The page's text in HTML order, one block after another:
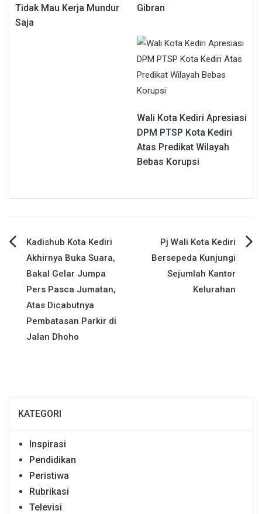
Tidak Mau Kerja Mundur
Saja
Gibran
Wali Kota Kediri Apresiasi
DPM PTSP Kota Kediri
Atas Predikat Wilayah
Bebas Korupsi
Navigasi
pos
Kadishub Kota Kediri
Akhirnya Buka Suara,
Bakal Gelar Jumpa
Pers Pasca Jumatan,
Atas Dicabutnya
Pembatasan Parkir di
Jalan Dhoho
Pj Wali Kota Kediri
Bersepeda Kunjungi
Sejumlah Kantor
Kelurahan
KATEGORI
Inspirasi
Pendidikan
Peristiwa
Rubrikasi
Televisi